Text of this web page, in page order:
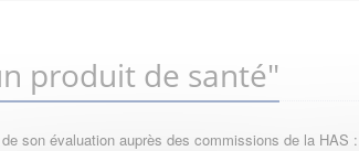
produit de santé"
son évaluation auprès des commissions de la HAS :